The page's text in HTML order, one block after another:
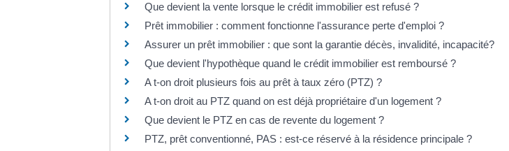
Que devient la vente lorsque le crédit immobilier est refusé ?
Prêt immobilier : comment fonctionne l'assurance perte d'emploi ?
Assurer un prêt immobilier : que sont la garantie décès, invalidité, incapacité?
Que devient l'hypothèque quand le crédit immobilier est remboursé ?
A t-on droit plusieurs fois au prêt à taux zéro (PTZ) ?
A t-on droit au PTZ quand on est déjà propriétaire d'un logement ?
Que devient le PTZ en cas de revente du logement ?
PTZ, prêt conventionné, PAS : est-ce réservé à la résidence principale ?